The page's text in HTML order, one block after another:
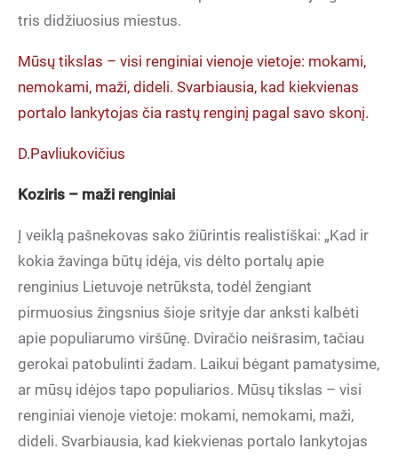
tris didžiuosius miestus.
Mūsų tikslas – visi renginiai vienoje vietoje: mokami,
nemokami, maži, dideli. Svarbiausia, kad kiekvienas
portalo lankytojas čia rastų renginį pagal savo skonį.
D.Pavliukovičius
Koziris – maži renginiai
Į veiklą pašnekovas sako žiūrintis realistiškai: „Kad ir
kokia žavinga būtų idėja, vis dėlto portalų apie
renginius Lietuvoje netrūksta, todėl žengiant
pirmuosius žingsnius šioje srityje dar anksti kalbėti
apie populiarumo viršūnę. Dviračio neišrasim, tačiau
gerokai patobulinti žadam. Laikui bėgant pamatysime,
ar mūsų idėjos tapo populiarios. Mūsų tikslas – visi
renginiai vienoje vietoje: mokami, nemokami, maži,
dideli. Svarbiausia, kad kiekvienas portalo lankytojas